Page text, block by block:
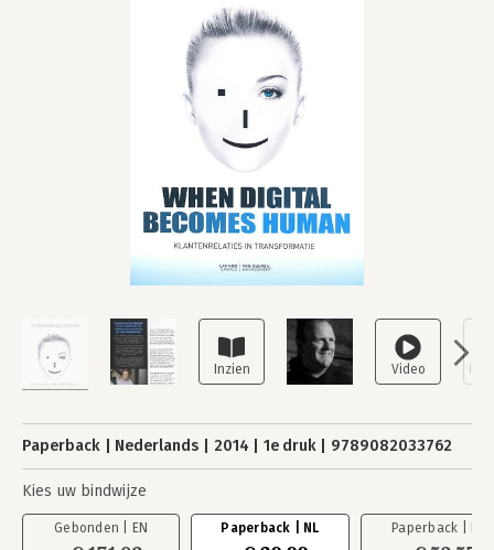
Paperback Nederlands 2014 1e druk 9789082033762
Kies uw bindwijze
Gebonden | EN Paperback | NL Paperback | EN